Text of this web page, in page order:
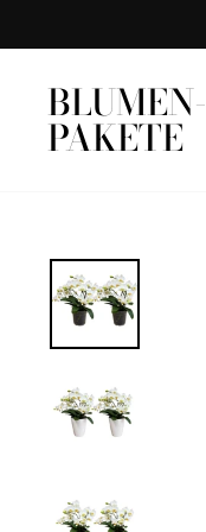
zum
BLUMEN-
PAKETE